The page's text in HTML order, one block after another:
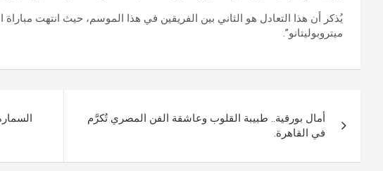
ميتروبوليتانو”.
المقالات
أمال بورقية.. طبيبة القلوب وعاشقة الفن المصري تُكرَّم
في القاهرة.